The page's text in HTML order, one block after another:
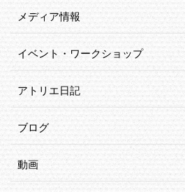
メディア情報
イベント・ワークショップ
アトリエ日記
ブログ
動画